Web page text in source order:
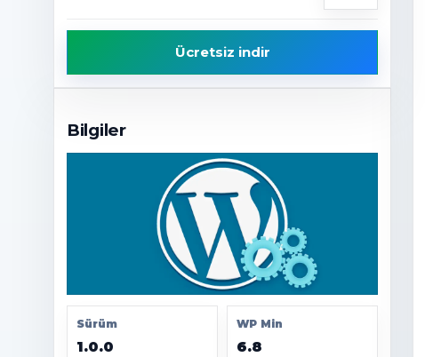
Ücretsiz indir
Bilgiler
Sürüm
1.0.0
WP Min
6.8